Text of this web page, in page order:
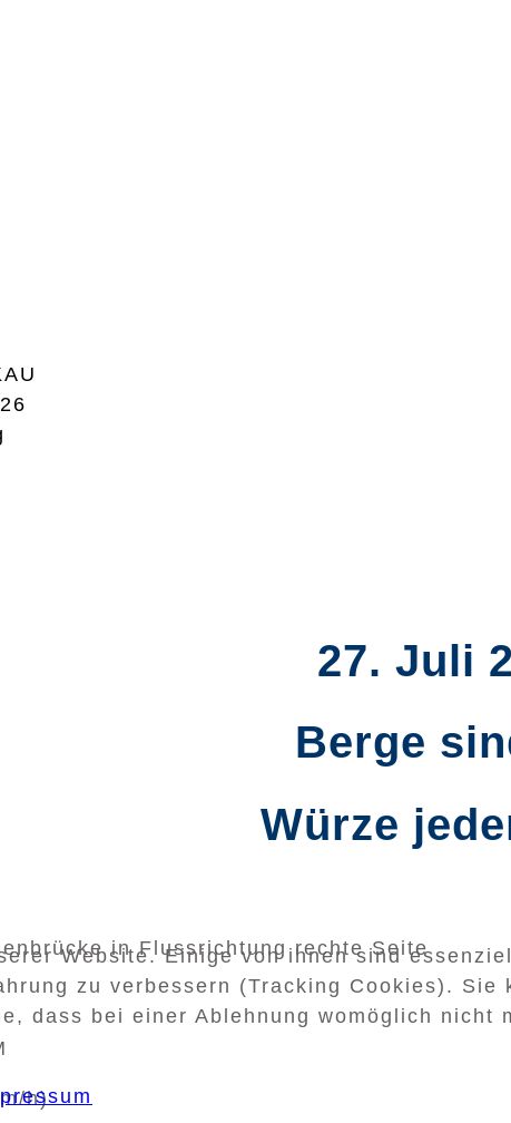
27. Juli
Berge
Würze
in Flussrichtung rechte Seite
h)
Website. Einige von ihnen sind
zu verbessern (Tracking Cookies).
dass bei einer Ablehnung womöglich